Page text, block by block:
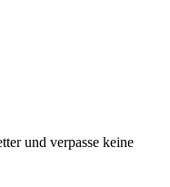
und verpasse keine